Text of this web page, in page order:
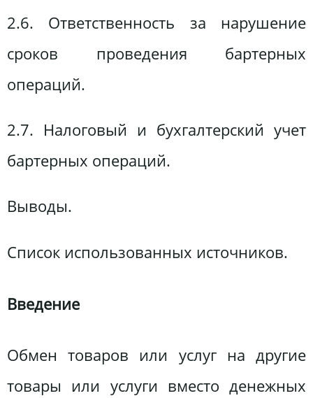
2.6. Ответственность за нарушение
сроков проведения бартерных
операций.
2.7. Налоговый и бухгалтерский учет
бартерных операций.
Выводы.
Список использованных источников.
Введение
Обмен товаров или услуг на другие
товары или услуги вместо денежных